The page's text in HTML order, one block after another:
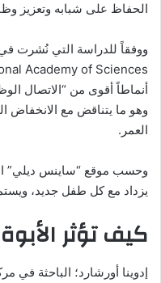
الحفاظ على شبابه وتعزيز
أنماطاً أقوى من “الاتصال
وهو ما يتناقض مع الانخفاض
العمر.
وحسب موقع “ساينس ديلي”
يزداد مع كل طفل جديد،
كيف تؤثر
إدوينا أورشارد؛ الباحثة